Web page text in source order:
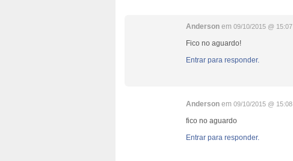
Anderson em 09/10/2015 @ 15:07
Fico no aguardo!
Entrar para responder.
Anderson em 09/10/2015 @ 15:08
fico no aguardo
Entrar para responder.